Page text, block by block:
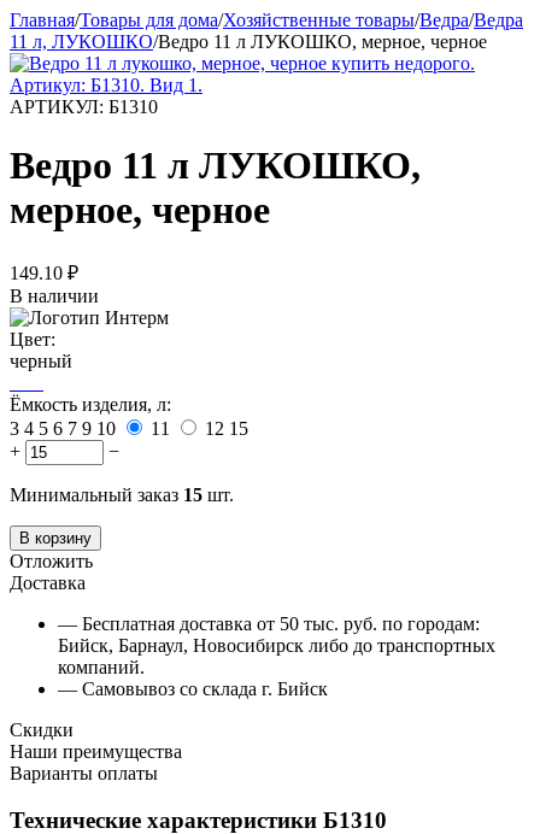
Главная/Товары для дома/Хозяйственные товары/Ведра/Ведра
11 л, ЛУКОШКО/Ведро 11 л ЛУКОШКО, мерное, черное
АРТИКУЛ: Б1310
Ведро 11 л ЛУКОШКО,
мерное, черное
149.10 ₽
В наличии
Цвет:
черный
Ёмкость изделия, л:
3 4 5 6 7 9 10 11 12 15
+
−
Минимальный заказ 15 шт.
В корзину
Отложить
Доставка
— Бесплатная доставка от 50 тыс. руб. по городам:
Бийск, Барнаул, Новосибирск либо до транспортных
компаний.
— Самовывоз со склада г. Бийск
Скидки
Наши преимущества
Варианты оплаты
Технические характеристики Б1310